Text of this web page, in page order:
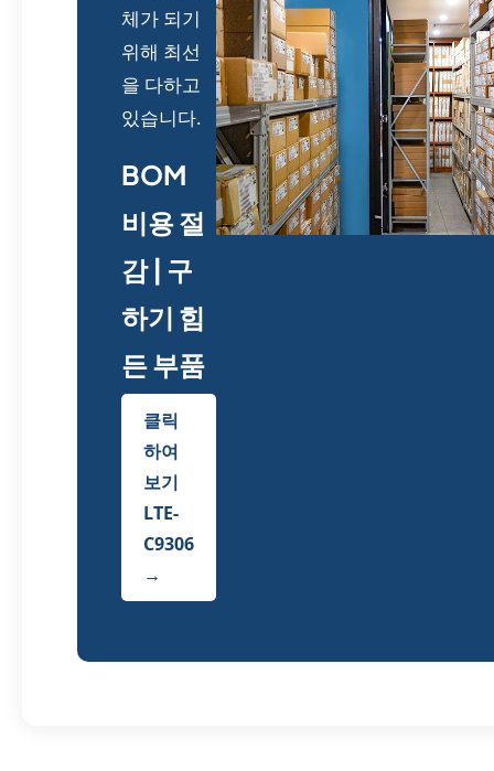
체가 되기
위해 최선
을 다하고
있습니다.
BOM
비용 절
감 | 구
하기 힘
든 부품
클릭
하여
보기
LTE-
C9306
→